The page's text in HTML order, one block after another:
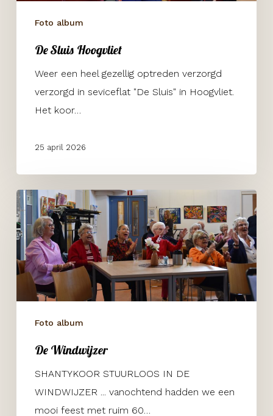
Foto album
De Sluis Hoogvliet
Weer een heel gezellig optreden verzorgd
verzorgd in seviceflat "De Sluis" in Hoogvliet.
Het koor…
25 april 2026
De
Windwijzer
Foto album
De Windwijzer
SHANTYKOOR STUURLOOS IN DE
WINDWIJZER ... vanochtend hadden we een
mooi feest met ruim 60…